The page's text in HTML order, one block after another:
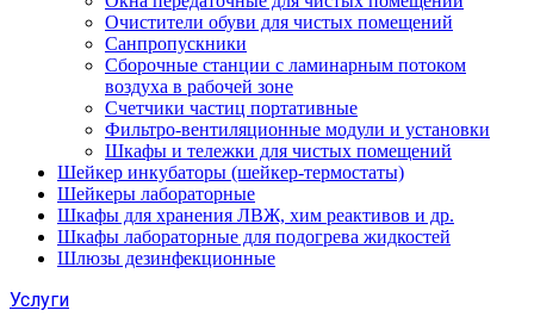
Очистители обуви для чистых помещений
Санпропускники
Сборочные станции с ламинарным потоком
воздуха в рабочей зоне
Счетчики частиц портативные
Фильтро-вентиляционные модули и установки
Шкафы и тележки для чистых помещений
Шейкер инкубаторы (шейкер-термостаты)
Шейкеры лабораторные
Шкафы для хранения ЛВЖ, хим реактивов и др.
Шкафы лабораторные для подогрева жидкостей
Шлюзы дезинфекционные
Услуги